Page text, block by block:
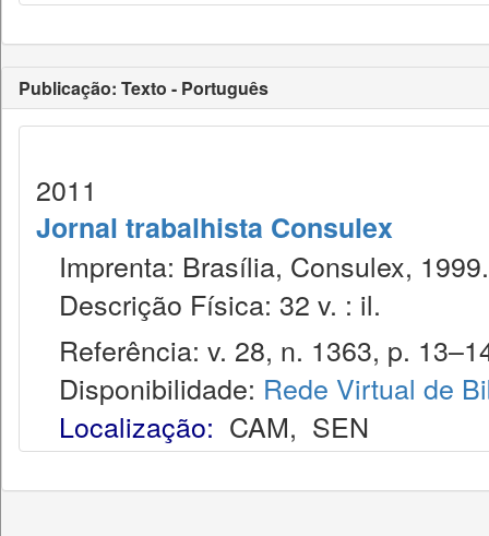
Publicação: Texto - Português
2011
Jornal trabalhista Consulex
Imprenta: Brasília, Consulex, 1999.
Descrição Física: 32 v. : il.
Referência: v. 28, n. 1363, p.
Disponibilidade: Rede Virtual de
Localização: CAM, SEN